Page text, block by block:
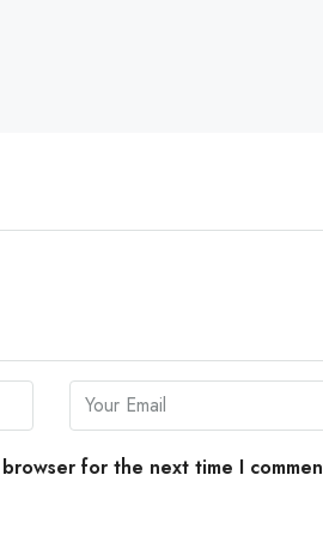
for the next time I